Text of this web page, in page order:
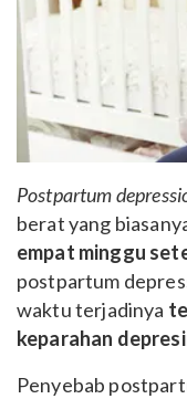
Postpartum
berat yang
empat minggu
postpartum
waktu terjadinya
keparahan
Penyebab